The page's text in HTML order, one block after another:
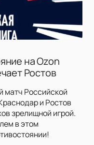
на Ozon
Ростов
матч Российской
и Ростов
зрелищной игрой.
в этом